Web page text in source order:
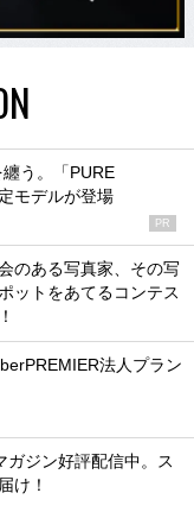
纏う。「PURE
モデルが登場
PR
のある写真家、その写
ットをあてるコンテス
法人プラン
ガジン好評配信中。ス
け！